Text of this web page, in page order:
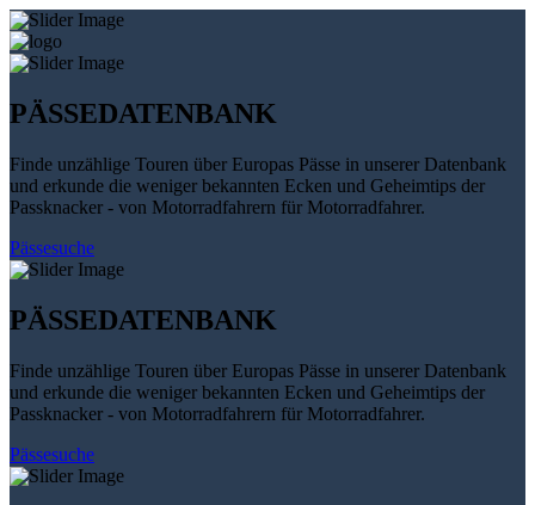
PÄSSEDATENBANK
Finde unzählige Touren über Europas Pässe in unserer Datenbank
und erkunde die weniger bekannten Ecken und Geheimtips der
Passknacker - von Motorradfahrern für Motorradfahrer.
Pässesuche
PÄSSEDATENBANK
Finde unzählige Touren über Europas Pässe in unserer Datenbank
und erkunde die weniger bekannten Ecken und Geheimtips der
Passknacker - von Motorradfahrern für Motorradfahrer.
Pässesuche